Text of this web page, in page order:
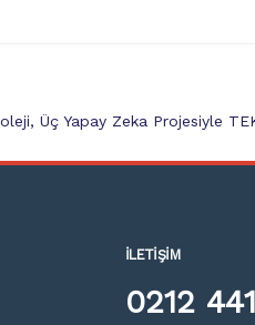
Üç Yapay Zeka Projesiyle
İLETIŞIM
0212